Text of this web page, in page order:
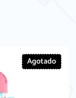
Agotado